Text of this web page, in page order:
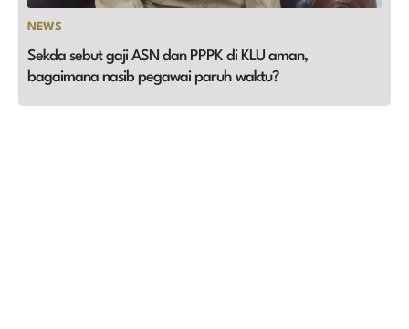
NEWS
Sekda sebut gaji ASN dan PPPK di KLU aman,
bagaimana nasib pegawai paruh waktu?